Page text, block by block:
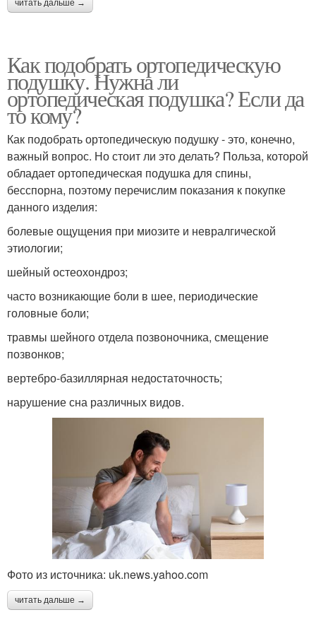
читать дальше →
Как подобрать ортопедическую
подушку. Нужна ли
ортопедическая подушка? Если да
то кому?
Как подобрать ортопедическую подушку - это, конечно,
важный вопрос. Но стоит ли это делать? Польза, которой
обладает ортопедическая подушка для спины,
бесспорна, поэтому перечислим показания к покупке
данного изделия:
болевые ощущения при миозите и невралгической
этиологии;
шейный остеохондроз;
часто возникающие боли в шее, периодические
головные боли;
травмы шейного отдела позвоночника, смещение
позвонков;
вертебро-базиллярная недостаточность;
нарушение сна различных видов.
Фото из источника: uk.news.yahoo.com
читать дальше →